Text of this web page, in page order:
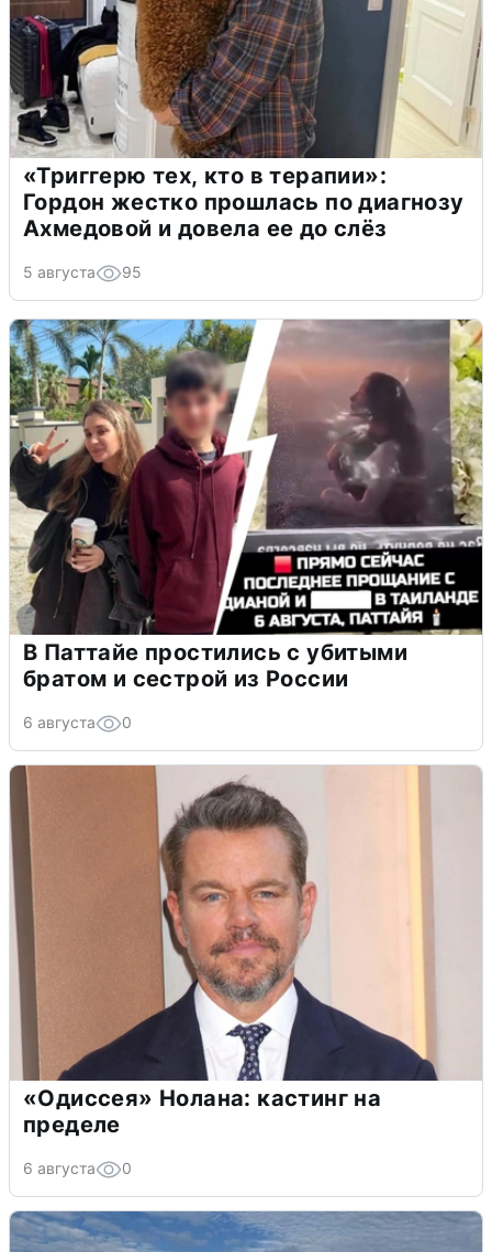
«Триггерю тех, кто в терапии»:
Гордон жестко прошлась по диагнозу
Ахмедовой и довела ее до слёз
5 августа 95
В Паттайе простились с убитыми
братом и сестрой из России
6 августа 0
«Одиссея» Нолана: кастинг на
пределе
6 августа 0